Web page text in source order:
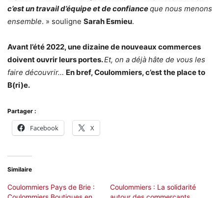
c’est un travail d’équipe et de confianceque nous menons
ensemble. » souligne Sarah Esmieu.
Avant l’été 2022, une dizaine de nouveaux commerces
doivent ouvrir leurs portes.Et, on a déjà hâte de vous les
faire découvrir… En bref, Coulommiers, c’est the place to
B(ri)e.
Partager :
Facebook X
Similaire
Coulommiers Pays de Brie :
Coulommiers : La solidarité